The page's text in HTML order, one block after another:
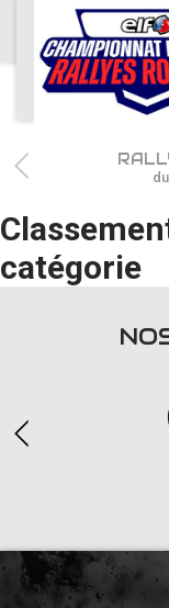
ACCUEIL
ACTUS
CALENDRIER
RÉSULTATS
PHOTOS /
catégorie